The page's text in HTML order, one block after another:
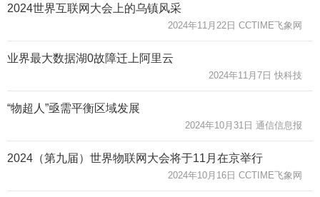
2024世界互联网大会上的乌镇风采
2024年11月22日 CCTIME飞象网
业界最大数据湖0故障迁上阿里云
2024年11月7日 快科技
“物超人”亟需平衡区域发展
2024年10月31日 通信信息报
2024（第九届）世界物联网大会将于11月在京举行
2024年10月16日 CCTIME飞象网